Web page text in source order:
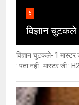
5
विज्ञान
विज्ञान चुटकले- 1
: पता नहीं मास्टर जी :